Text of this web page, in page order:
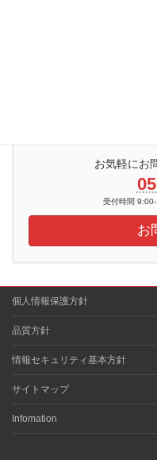
お気軽にお
受付時間
お
個人情報保護方針
品質方針
情報セキュリティ基本方針
サイトマップ
Infomation